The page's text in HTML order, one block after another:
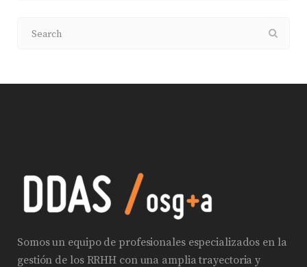
Somos un equipo de profesionales especializados en la
gestión de los RRHH con una amplia trayectoria y